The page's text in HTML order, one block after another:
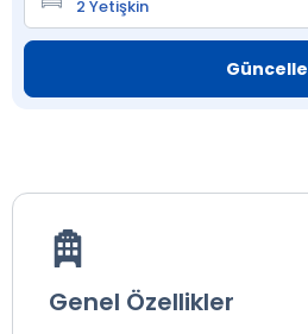
Güncelle
Genel Özellikler